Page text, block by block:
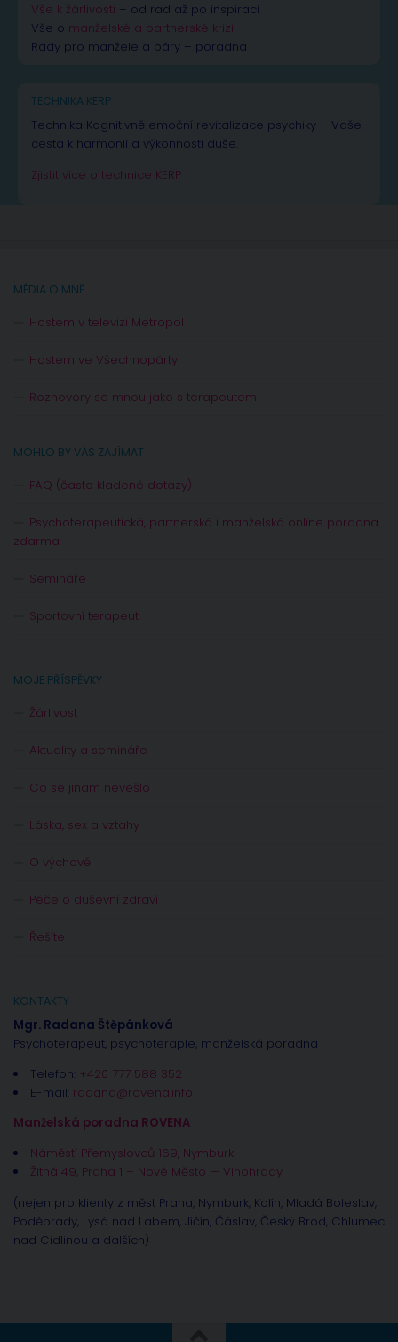
Vše k žárlivosti – od rad až po inspiraci
Vše o manželské a partnerské krizi
Rady pro manžele a páry – poradna
TECHNIKA KERP
Technika Kognitivně emoční revitalizace psychiky – Vaše
cesta k harmonii a výkonnosti duše.
Zjistit více o technice KERP
MÉDIA O MNĚ
Hostem v televizi Metropol
Hostem ve Všechnopárty
Rozhovory se mnou jako s terapeutem
MOHLO BY VÁS ZAJÍMAT
FAQ (často kladené dotazy)
Psychoterapeutická, partnerská i manželská online poradna
zdarma
Semináře
Sportovní terapeut
MOJE PŘÍSPĚVKY
Žárlivost
Aktuality a semináře
Co se jinam nevešlo
Láska, sex a vztahy
O výchově
Péče o duševní zdraví
Řešíte
KONTAKTY
Mgr. Radana Štěpánková
Psychoterapeut, psychoterapie, manželská poradna
Telefon: +420 777 588 352
E-mail: radana@rovena.info
Manželská poradna ROVENA
Náměstí Přemyslovců 169, Nymburk
Žitná 49, Praha 1 – Nové Město — Vinohrady
(nejen pro klienty z měst Praha, Nymburk, Kolín, Mladá Boleslav,
Poděbrady, Lysá nad Labem, Jíčín, Čáslav, Český Brod, Chlumec
nad Cidlinou a dalších)